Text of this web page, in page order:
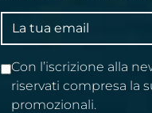
Indirizzo
email
Con l’iscrizione alla
riservati compresa la
promozionali.